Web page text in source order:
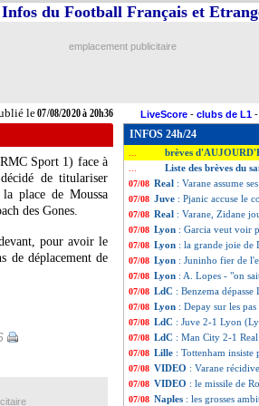
le07/08/2020 à 20h36
du Football Français et
emplacement publicitaire
LiveScore - clubs de L1 -
Sport 1) face à
de titulariser
place de Moussa
des Gones.
pour avoir le
de déplacement de
INFOS 24h/24
brèves
Liste des brèves du
07/08 Real : Varane assume
07/08 Juve : Pjanic accuse le
07/08 Real : Varane, Zidane
07/08 Lyon : Garcia veut voir
07/08 Lyon : la grande joie de
07/08 Lyon : Juninho fier de
07/08 Lyon : A. Lopes - "on
07/08 LdC : Benzema
07/08 Lyon : Depay sur les
07/08 LdC : Juve 2-1 Lyon
07/08 LdC : Man City 2-1
07/08 Lille : Tottenham insiste
07/08 VIDEO : Varane
07/08 VIDEO : le missile de
07/08 Naples : les grosses